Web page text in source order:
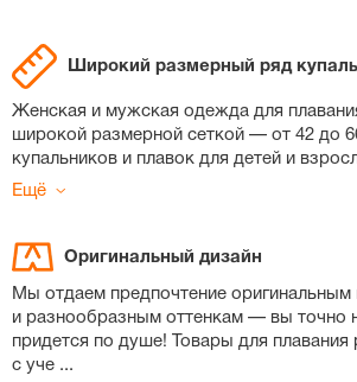
Широкий размерный ряд
Женская и мужская одежда для
широкой размерной сеткой — от 42 до
купальников и плавок для детей и
Ещё
Оригинальный дизайн
Мы отдаем предпочтение оригинальным
и разнообразным оттенкам — вы точно
придется по душе! Товары для плавания
с уче ...